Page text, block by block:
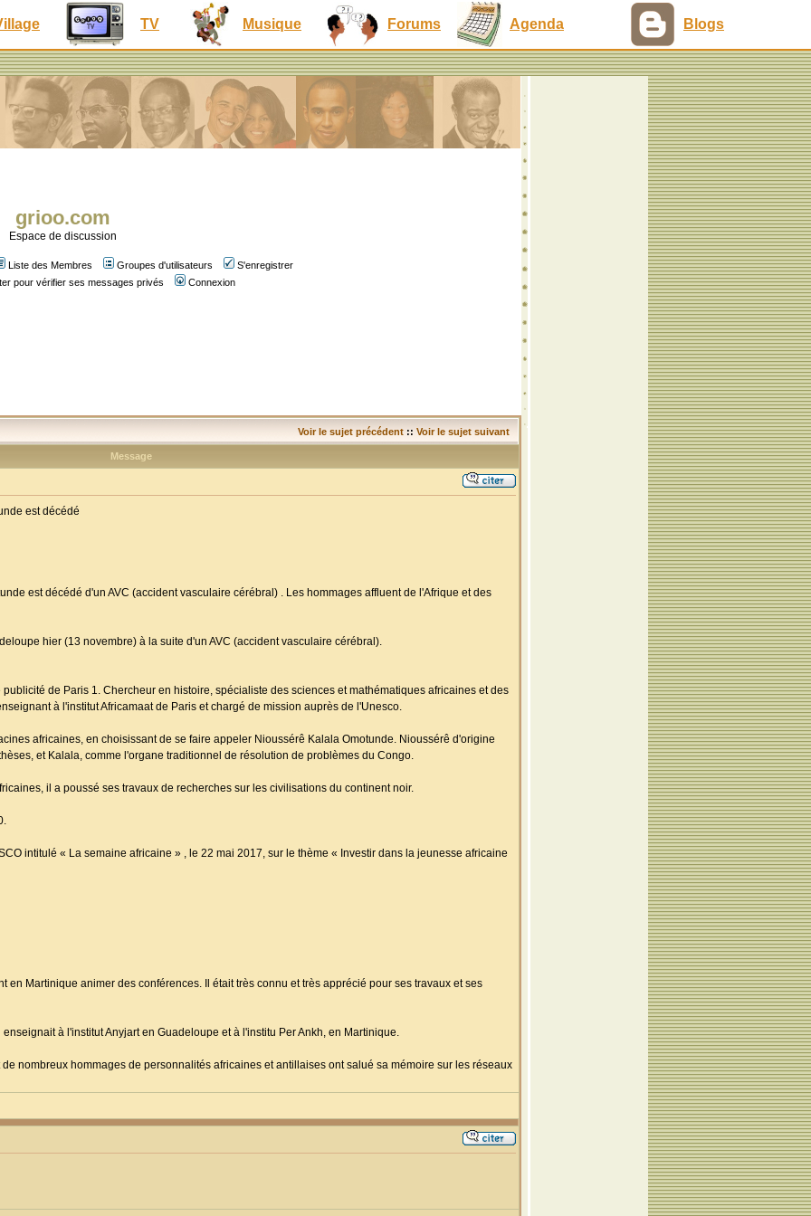
TV Musique Forums Agenda Blogs
grioo.com
Espace de discussion
Liste des Membres Groupes d'utilisateurs
S'enregistrer
pour vérifier ses messages privés
Connexion
Voir le sujet précédent :: Voir le sujet suivant
Message
est décédé
est décédé d'un AVC (accident vasculaire cérébral) . Les hommages affluent de l'Afrique et des
hier (13 novembre) à la suite d'un AVC (accident vasculaire cérébral).
de Paris 1. Chercheur en histoire, spécialiste des sciences et mathématiques africaines et des
à l'institut Africamaat de Paris et chargé de mission auprès de l'Unesco.
africaines, en choisissant de se faire appeler Nioussérê Kalala Omotunde. Nioussérê d'origine
et Kalala, comme l'organe traditionnel de résolution de problèmes du Congo.
il a poussé ses travaux de recherches sur les civilisations du continent noir.
intitulé « La semaine africaine » , le 22 mai 2017, sur le thème « Investir dans la jeunesse africaine
Martinique animer des conférences. Il était très connu et très apprécié pour ses travaux et ses
à l'institut Anyjart en Guadeloupe et à l'institu Per Ankh, en Martinique.
nombreux hommages de personnalités africaines et antillaises ont salué sa mémoire sur les réseaux